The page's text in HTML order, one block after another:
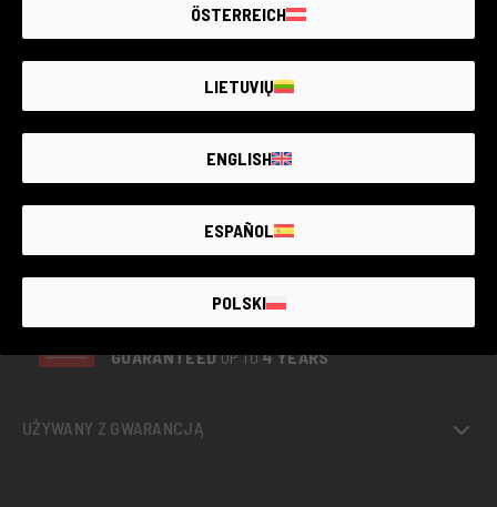
GUARANTEEDUP TO4 YEARS
UŻYWANY Z GWARANCJĄ
ÖSTERREICH
LIETUVIŲ
ENGLISH
ESPAÑOL
POLSKI